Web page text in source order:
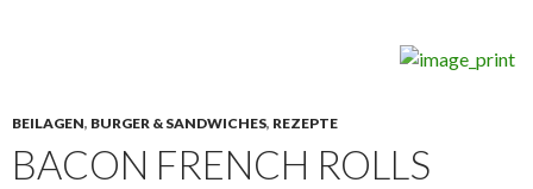
BEILAGEN, BURGER & SANDWICHES, REZEPTE
BACON FRENCH ROLLS